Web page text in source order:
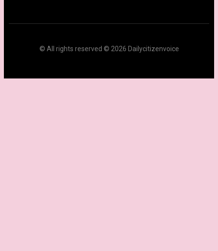
© All rights reserved © 2026 Dailycitizenvoice